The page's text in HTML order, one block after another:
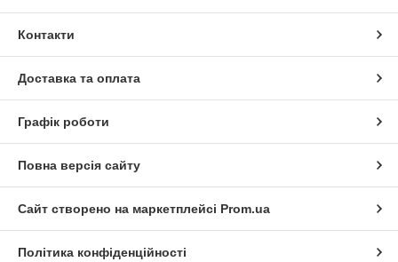
Контакти
Доставка та оплата
Графік роботи
Повна версія сайту
Сайт створено на маркетплейсі Prom.ua
Політика конфіденційності